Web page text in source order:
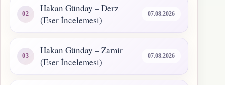
Hakan Günday – Derz
(Eser İncelemesi)
07.08.2026
Hakan Günday – Zamir
(Eser İncelemesi)
07.08.2026